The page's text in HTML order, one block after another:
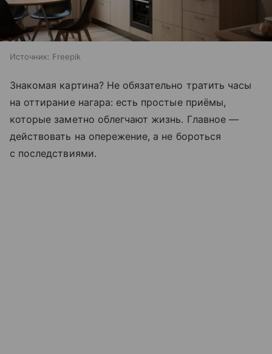
Источник: Freepik
Знакомая картина? Не обязательно тратить часы
на оттирание нагара: есть простые приёмы,
которые заметно облегчают жизнь. Главное —
действовать на опережение, а не бороться
с последствиями.